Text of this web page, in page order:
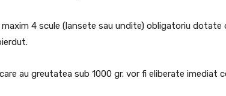
4 scule (lansete sau undite) obligatoriu dotate
au greutatea sub 1000 gr. vor fi eliberate imediat